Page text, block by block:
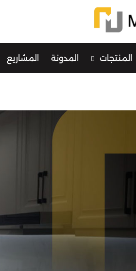
المنتجات المدونة المشاريع